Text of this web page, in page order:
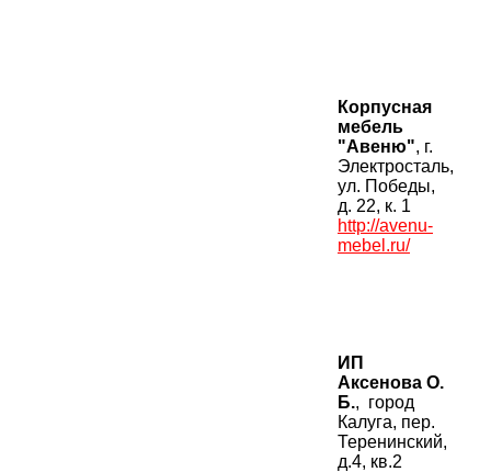
Корпусная
мебель
"Авеню", г.
Электросталь,
ул. Победы,
д. 22, к. 1
http://avenu-
mebel.ru/
ИП
Аксенова О.
Б., город
Калуга, пер.
Теренинский,
д.4, кв.2